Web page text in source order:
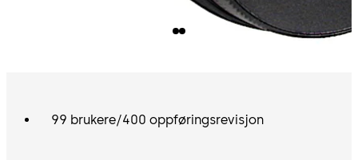
låsrevisjonsrapportene ved hjelp av et program som
Legg til/slette brukere
Tidsperioder for opplastingstid
99 brukere/400 oppføringsrevisjon